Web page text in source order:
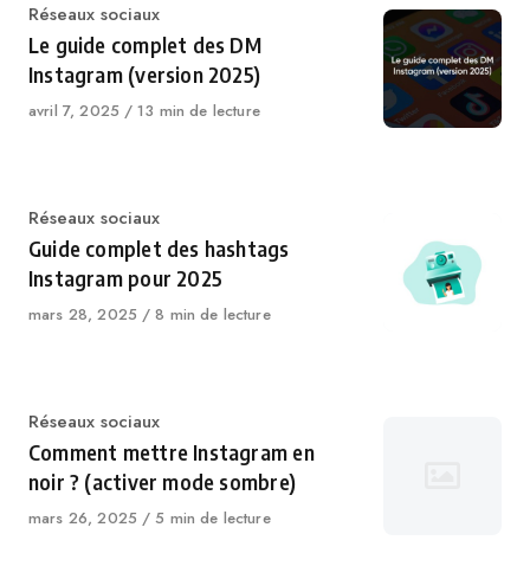
Catégorie
Réseaux sociaux
Le guide complet des DM
Instagram (version 2025)
Publié
avril 7, 2025 13 min de lecture
Catégorie
Réseaux sociaux
Guide complet des hashtags
Instagram pour 2025
Publié
mars 28, 2025 8 min de lecture
Catégorie
Réseaux sociaux
Comment mettre Instagram en
noir ? (activer mode sombre)
Publié
mars 26, 2025 5 min de lecture